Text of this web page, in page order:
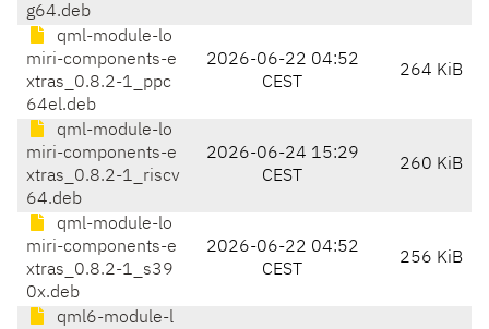
g64.deb
qml-module-lo
miri-components-e
xtras_0.8.2-1_ppc
64el.deb
2026-06-22 04:52
CEST
264 KiB
qml-module-lo
miri-components-e
xtras_0.8.2-1_riscv
64.deb
2026-06-24 15:29
CEST
260 KiB
qml-module-lo
miri-components-e
xtras_0.8.2-1_s39
0x.deb
2026-06-22 04:52
CEST
256 KiB
qml6-module-l